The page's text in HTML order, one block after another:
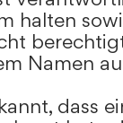
halten
Namen
dass